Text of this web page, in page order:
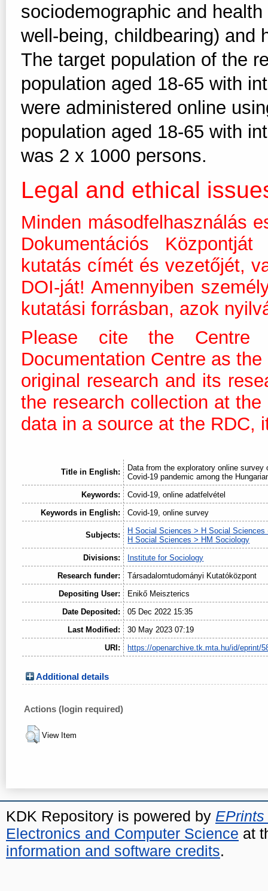
sociodemographic and
well-being, childbearing) and
The target population of the
population aged 18-65 with
were administered online
population aged 18-65 with
was 2 x 1000 persons.
Legal and ethical
Minden másodfelhasználás
Dokumentációs
kutatás címét és vezetőjét,
DOI-ját! Amennyiben
kutatási forrásban, azok
Please cite the Centre
Documentation Centre as
original research and its
the research collection at
data in a source at the RDC,
Title in English:
Data from the exploratory online survey
Covid-19 pandemic among the
Keywords:
Covid-19, online adatfelvétel
Keywords in English:
Covid-19, online survey
Subjects:
H Social Sciences > H Social Sciences
H Social Sciences > HM Sociology
Divisions:
Institute for Sociology
Research funder:
Társadalomtudományi Kutatóközpont
Depositing User:
Enikő Meiszterics
Date Deposited:
05 Dec 2022 15:35
Last Modified:
30 May 2023 07:19
URI:
https://openarchive.tk.mta.hu/id/eprint/
Additional details
Actions (login required)
View Item
KDK Repository is powered by EPrints
Electronics and Computer Science at
information and software credits.